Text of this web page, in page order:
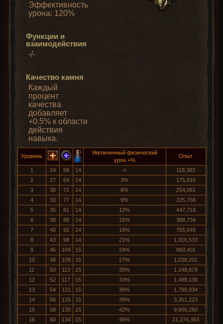
Эффективность
урона: 120%
Функции и
взаимодействия
-/-
Качество камня
Каждый
процент
качества
добавляет
+0.5% к области
действия
навыка.
Уровень
Увеличенный физический
урон +%
Опыт
1 24 58 14 -/-
118,383
2
27 64 14 3%
175,816
3
30 71 14 6%
254,061
4
33 77 14 9%
225,766
5
35 81 14 12%
447,718
6
38 88 14 15%
388,734
7
40 92 14 18%
755,049
8
43 98 14 21%
1,016,533
9
46 104 15 24%
860,401
10
48 109 15 27%
1,038,201
11
50 113 15 30%
1,248,678
12
52 117 15 33%
1,498,138
13
54 121 15 36%
1,790,934
14
56 125 15 39%
3,351,223
15
58 130 15 42%
9,900,250
16
60 134 15 45%
21,274,363